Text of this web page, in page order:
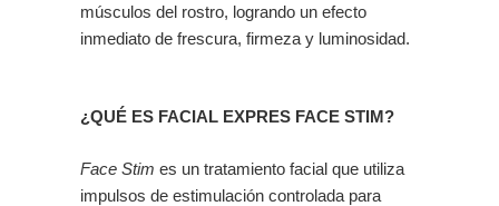
músculos del rostro, logrando un efecto
inmediato de frescura, firmeza y luminosidad.
¿QUÉ ES FACIAL EXPRES FACE STIM?
Face Stim es un tratamiento facial que utiliza
impulsos de estimulación controlada para